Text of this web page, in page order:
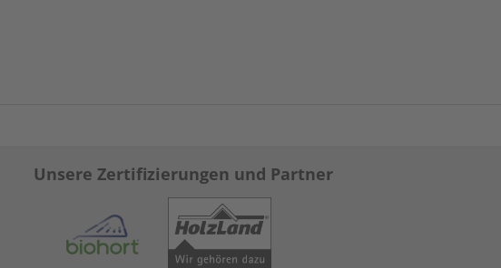
Unsere Zertifizierungen und Partner